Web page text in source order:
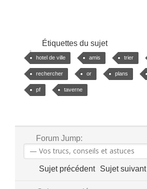
Étiquettes du sujet
hotel de ville amis trier
rechercher or plans
pf taverne
Forum Jump:
Sujet précédent Sujet suivant